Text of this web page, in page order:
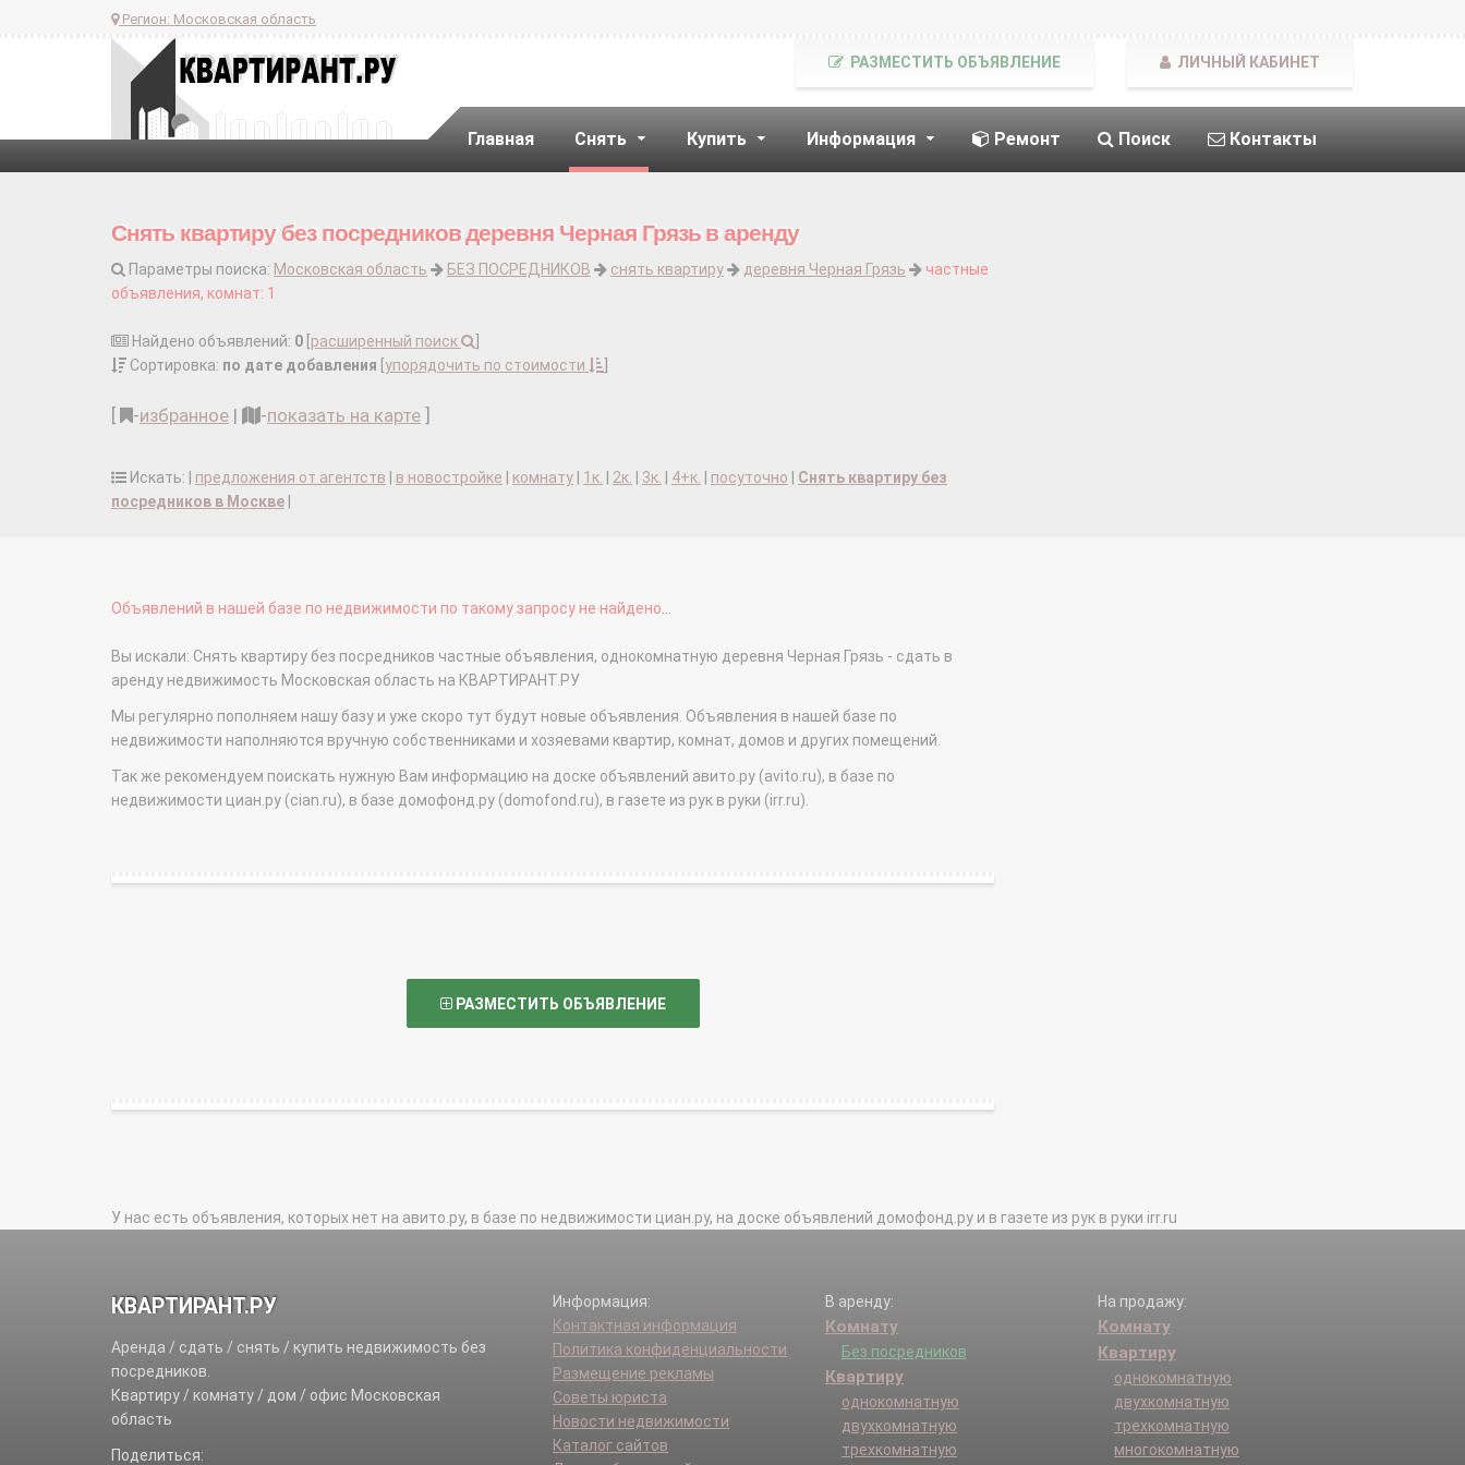
Регион: Московская область
Главная Снять Купить Информация Ремонт Поиск Контакты
РАЗМЕСТИТЬ ОБЪЯВЛЕНИЕ ЛИЧНЫЙ КАБИНЕТ
Снять квартиру без посредников деревня Черная Грязь в аренду
Параметры поиска: Московская область БЕЗ ПОСРЕДНИКОВ снять квартиру деревня Черная Грязь
частные
объявления, комнат: 1
Найдено объявлений: 0 расширенный поиск
Сортировка: по дате добавления упорядочить по стоимости
-избранное | -показать на карте
Искать: | предложения от агентств в новостройке комнату 1к. 2к. 3к. 4+к. посуточно
Снять квартиру без
посредников в Москве
Объявлений в нашей базе по недвижимости по такому запросу не найдено...
Вы искали: Снять квартиру без посредников частные объявления, однокомнатную деревня Черная Грязь - сдать в
аренду недвижимость Московская область на КВАРТИРАНТ.РУ
Мы регулярно пополняем нашу базу и уже скоро тут будут новые объявления. Объявления в нашей базе по
недвижимости наполняются вручную собственниками и хозяевами квартир, комнат, домов и других помещений.
Так же рекомендуем поискать нужную Вам информацию на доске объявлений авито.ру (avito.ru), в базе по
недвижимости циан.ру (cian.ru), в базе домофонд.ру (domofond.ru), в газете из рук в руки (irr.ru).
РАЗМЕСТИТЬ ОБЪЯВЛЕНИЕ
У нас есть объявления, которых нет на авито.ру, в базе по недвижимости циан.ру, на доске объявлений домофонд.ру и в газете из рук в руки irr.ru
КВАРТИРАНТ.РУ
Аренда / сдать / снять / купить недвижимость без
посредников.
Квартиру / комнату / дом / офис Московская
область
Поделиться:
Информация:
Контактная информация
Политика конфиденциальности
Размещение рекламы
Советы юриста
Новости недвижимости
Каталог сайтов
В аренду:
Комнату
Без посредников
Квартиру
однокомнатную
двухкомнатную
трехкомнатную
На продажу:
Комнату
Квартиру
однокомнатную
двухкомнатную
трехкомнатную
многокомнатную